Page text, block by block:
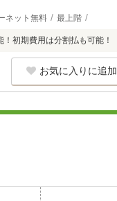
ネット無料 最上階
初期費用は分割払も可能！
お気に入りに追加